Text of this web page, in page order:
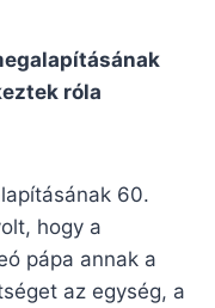
róla
60.
hogy a
pápa annak a
az egység, a